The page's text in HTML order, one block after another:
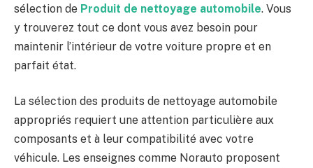
sélection de Produit de nettoyage automobile. Vous
y trouverez tout ce dont vous avez besoin pour
maintenir l’intérieur de votre voiture propre et en
parfait état.
La sélection des produits de nettoyage automobile
appropriés requiert une attention particulière aux
composants et à leur compatibilité avec votre
véhicule. Les enseignes comme Norauto proposent